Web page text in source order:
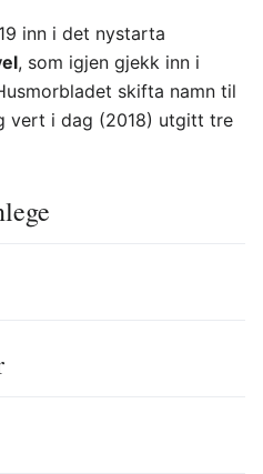
inn i det nystarta
, som igjen gjekk inn i
skifta namn til
vert i dag (2018) utgitt tre